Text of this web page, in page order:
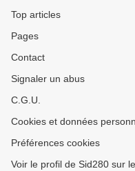
Top articles
Pages
Contact
Signaler un abus
C.G.U.
Cookies et données
Préférences cookies
Voir le profil de Sid280 sur